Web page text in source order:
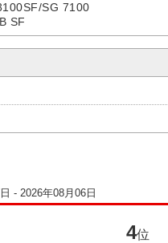
SG 7100
SF
- 2026年08月06日
4位